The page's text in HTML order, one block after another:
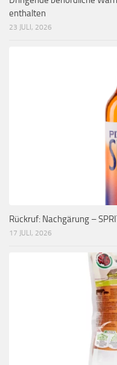
enthalten
23 JULI, 2026
Rückruf: Nachgärung –
17 JULI, 2026